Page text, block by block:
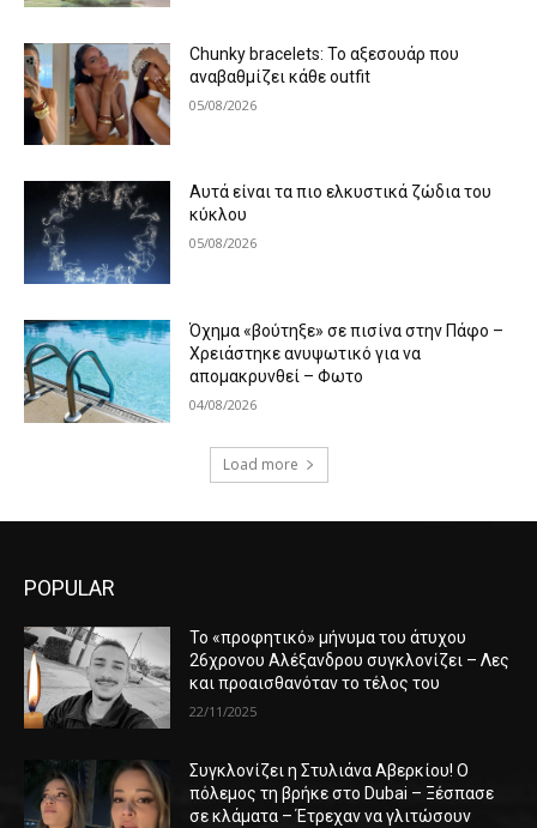
Chunky bracelets: Το αξεσουάρ που
αναβαθμίζει κάθε outfit
05/08/2026
Αυτά είναι τα πιο ελκυστικά ζώδια του
κύκλου
05/08/2026
Όχημα «βούτηξε» σε πισίνα στην Πάφο –
Χρειάστηκε ανυψωτικό για να
απομακρυνθεί – Φωτο
04/08/2026
Load more
POPULAR
Το «προφητικό» μήνυμα του άτυχου
26χρονου Αλέξανδρου συγκλονίζει – Λες
και προαισθανόταν το τέλος του
22/11/2025
Συγκλονίζει η Στυλιάνα Αβερκίου! Ο
πόλεμος τη βρήκε στο Dubai – Ξέσπασε
σε κλάματα – Έτρεχαν να γλιτώσουν